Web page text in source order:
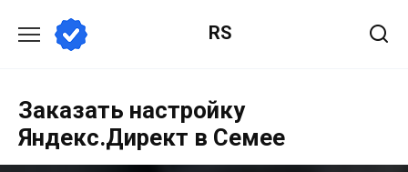
RS
Заказать настройку
Яндекс.Директ в Семее